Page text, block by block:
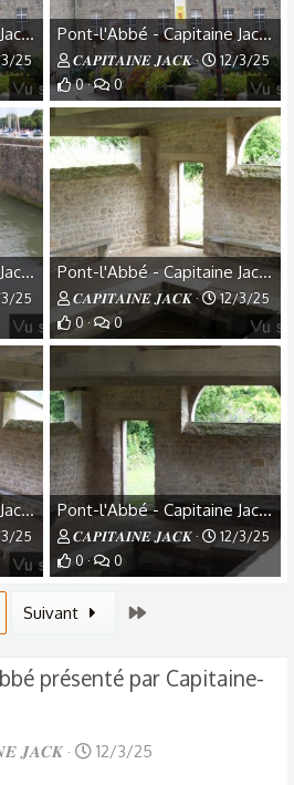
Pont-l'Abbé - Capitaine Jack - (16).JPG
3/25
Pont-l'Abbé - Capitaine Jack - (15).jpg
𝑪𝑨𝑷𝑰𝑻𝑨𝑰𝑵𝑬 𝑱𝑨𝑪𝑲
12/3/25
0
0
Pont-l'Abbé - Capitaine Jack - (14).jpg
25
Pont-l'Abbé - Capitaine Jack - (13).jpg
𝑪𝑨𝑷𝑰𝑻𝑨𝑰𝑵𝑬 𝑱𝑨𝑪𝑲
12/3/25
0
0
Pont-l'Abbé - Capitaine Jack - (12).jpg
25
Pont-l'Abbé - Capitaine Jack - (11).jpg
𝑪𝑨𝑷𝑰𝑻𝑨𝑰𝑵𝑬 𝑱𝑨𝑪𝑲
12/3/25
0
0
Suivant
présenté par Capitaine-
𝑱𝑨𝑪𝑲 12/3/25